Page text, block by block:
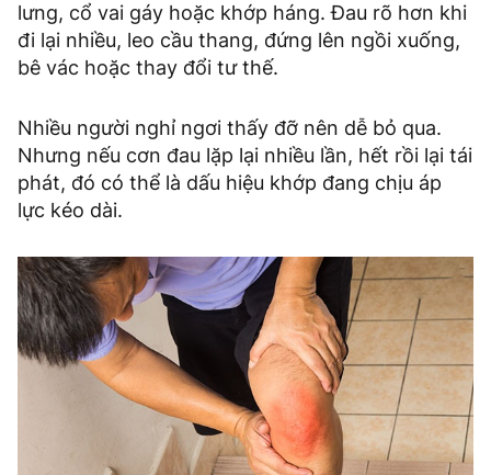
lưng, cổ vai gáy hoặc khớp háng. Đau rõ hơn khi
đi lại nhiều, leo cầu thang, đứng lên ngồi xuống,
bê vác hoặc thay đổi tư thế.
Nhiều người nghỉ ngơi thấy đỡ nên dễ bỏ qua.
Nhưng nếu cơn đau lặp lại nhiều lần, hết rồi lại tái
phát, đó có thể là dấu hiệu khớp đang chịu áp
lực kéo dài.